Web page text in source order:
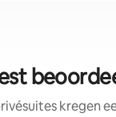
kregen